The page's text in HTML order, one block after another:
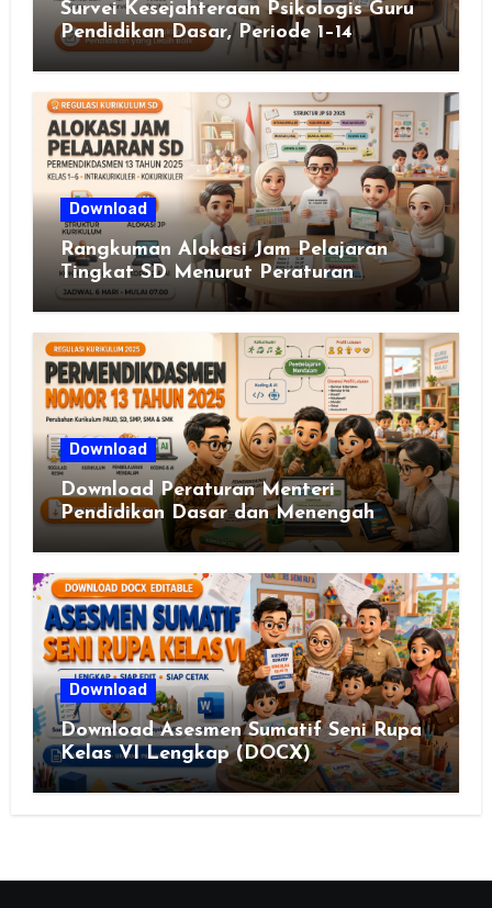
Survei Kesejahteraan Psikologis Guru
Pendidikan Dasar, Periode 1–14
Agustus 2026
Download
Rangkuman Alokasi Jam Pelajaran
Tingkat SD Menurut Peraturan
Menteri Pendidikan Dasar dan
Menengah Republik Indonesia Nomor
13 Tahun 2025
Download
Download Peraturan Menteri
Pendidikan Dasar dan Menengah
Republik Indonesia Nomor 13 Tahun
Download
Download Asesmen Sumatif Seni Rupa
Kelas VI Lengkap (DOCX)